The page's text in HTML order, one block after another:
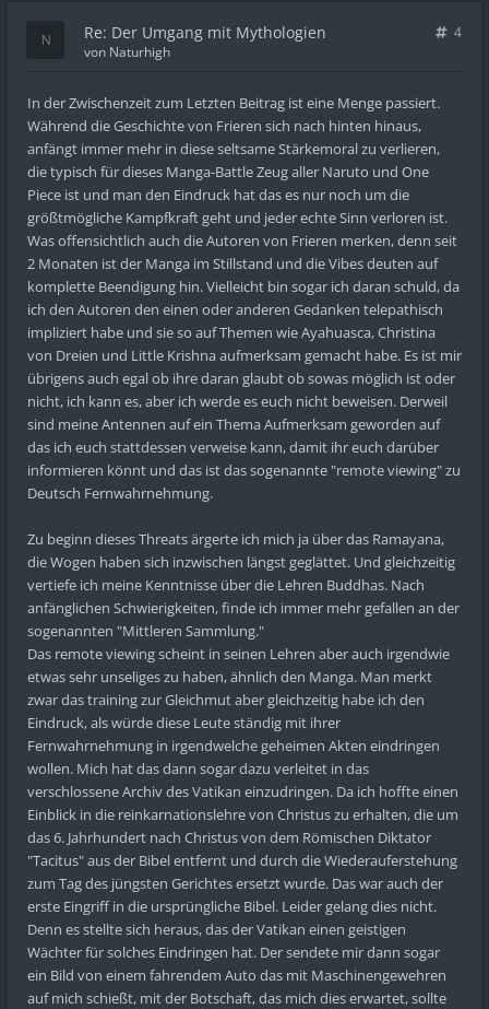
Re: Der Umgang mit Mythologien
4
von Naturhigh
In der Zwischenzeit zum Letzten Beitrag ist eine Menge passiert.
Während die Geschichte von Frieren sich nach hinten hinaus,
anfängt immer mehr in diese seltsame Stärkemoral zu verlieren,
die typisch für dieses Manga-Battle Zeug aller Naruto und One
Piece ist und man den Eindruck hat das es nur noch um die
größtmögliche Kampfkraft geht und jeder echte Sinn verloren ist.
Was offensichtlich auch die Autoren von Frieren merken, denn seit
2 Monaten ist der Manga im Stillstand und die Vibes deuten auf
komplette Beendigung hin. Vielleicht bin sogar ich daran schuld, da
ich den Autoren den einen oder anderen Gedanken telepathisch
impliziert habe und sie so auf Themen wie Ayahuasca, Christina
von Dreien und Little Krishna aufmerksam gemacht habe. Es ist mir
übrigens auch egal ob ihre daran glaubt ob sowas möglich ist oder
nicht, ich kann es, aber ich werde es euch nicht beweisen. Derweil
sind meine Antennen auf ein Thema Aufmerksam geworden auf
das ich euch stattdessen verweise kann, damit ihr euch darüber
informieren könnt und das ist das sogenannte "remote viewing" zu
Deutsch Fernwahrnehmung.
Zu beginn dieses Threats ärgerte ich mich ja über das Ramayana,
die Wogen haben sich inzwischen längst geglättet. Und gleichzeitig
vertiefe ich meine Kenntnisse über die Lehren Buddhas. Nach
anfänglichen Schwierigkeiten, finde ich immer mehr gefallen an der
sogenannten "Mittleren Sammlung."
Das remote viewing scheint in seinen Lehren aber auch irgendwie
etwas sehr unseliges zu haben, ähnlich den Manga. Man merkt
zwar das training zur Gleichmut aber gleichzeitig habe ich den
Eindruck, als würde diese Leute ständig mit ihrer
Fernwahrnehmung in irgendwelche geheimen Akten eindringen
wollen. Mich hat das dann sogar dazu verleitet in das
verschlossene Archiv des Vatikan einzudringen. Da ich hoffte einen
Einblick in die reinkarnationslehre von Christus zu erhalten, die um
das 6. Jahrhundert nach Christus von dem Römischen Diktator
"Tacitus" aus der Bibel entfernt und durch die Wiederauferstehung
zum Tag des jüngsten Gerichtes ersetzt wurde. Das war auch der
erste Eingriff in die ursprüngliche Bibel. Leider gelang dies nicht.
Denn es stellte sich heraus, das der Vatikan einen geistigen
Wächter für solches Eindringen hat. Der sendete mir dann sogar
ein Bild von einem fahrendem Auto das mit Maschinengewehren
auf mich schießt, mit der Botschaft, das mich dies erwartet, sollte